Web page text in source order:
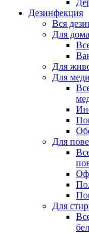
Дезинфекция
Вся
Для дома
Для
Для
Для
Для